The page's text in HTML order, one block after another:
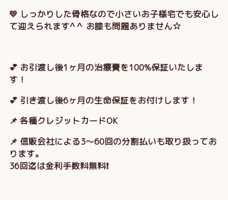
💛 しっかりした骨格なので小さいお子様宅でも安心し
て迎えられます^ ^ お膝も問題ありません☆
💕 お引渡し後1ヶ月の治療費を100%保証いたしま
す！
💕 引き渡し後6ヶ月の生命保証をお付けします！
📌 各種クレジットカードOK
📌 信販会社による3～60回の分割払いも取り扱ってお
ります。
36回迄は金利手数料無料❗